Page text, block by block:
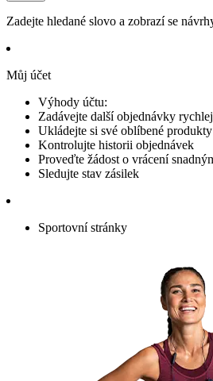
Zadejte hledané slovo a zobrazí se
Můj účet
Výhody účtu:
Zadávejte další objednávky
Ukládejte si své oblíbené produkty
Kontrolujte historii objednávek
Proveďte žádost o vrácení
Sledujte stav zásilek
Sportovní stránky